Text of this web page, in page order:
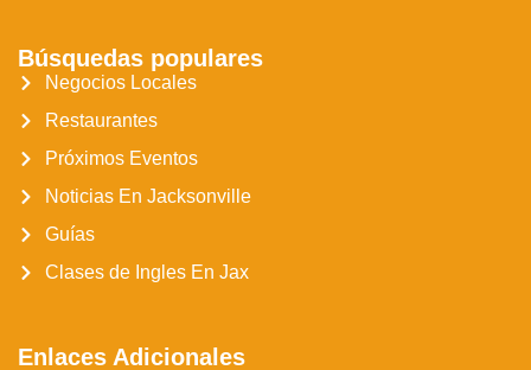
Búsquedas populares
Negocios Locales
Restaurantes
Próximos Eventos
Noticias En Jacksonville
Guías
Clases de Ingles En Jax
Enlaces Adicionales